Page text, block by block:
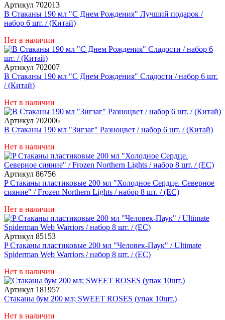
Артикул 702013
В Стаканы 190 мл "С Днем Рождения" Лучший подарок /
набор 6 шт. / (Китай)
Нет в наличии
Артикул 702007
В Стаканы 190 мл "С Днем Рождения" Сладости / набор 6 шт.
/ (Китай)
Нет в наличии
Артикул 702006
В Стаканы 190 мл "Зигзаг" Разноцвет / набор 6 шт. / (Китай)
Нет в наличии
Артикул 86756
P Стаканы пластиковые 200 мл "Холодное Сердце. Северное
сияние" / Frozen Northern Lights / набор 8 шт. / (ЕС)
Нет в наличии
Артикул 85153
P Стаканы пластиковые 200 мл "Человек-Паук" / Ultimate
Spiderman Web Warriors / набор 8 шт. / (ЕС)
Нет в наличии
Артикул 181957
Стаканы бум 200 мл; SWEET ROSES (упак 10шт.)
Нет в наличии